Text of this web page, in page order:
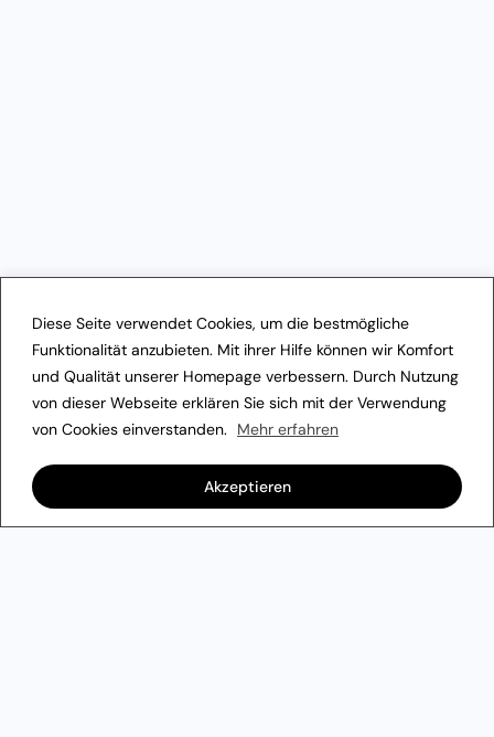
Diese Seite verwendet Cookies, um die bestmögliche
Funktionalität anzubieten. Mit ihrer Hilfe können wir Komfort
und Qualität unserer Homepage verbessern. Durch Nutzung
von dieser Webseite erklären Sie sich mit der Verwendung
von Cookies einverstanden.
Mehr erfahren
Akzeptieren